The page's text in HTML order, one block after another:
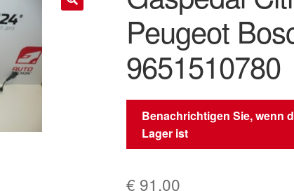
Peugeot
9651510780
Benachrichtigen Sie, wenn
Lager ist
€ 91,00